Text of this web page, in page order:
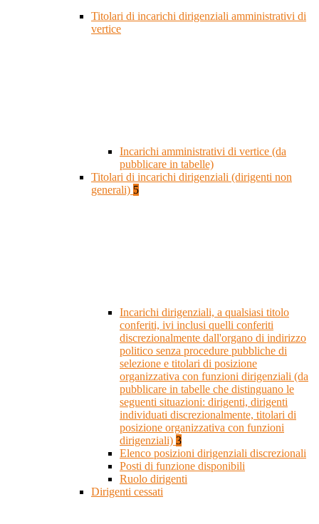
Titolari di incarichi dirigenziali amministrativi di
vertice
Incarichi amministrativi di vertice (da
pubblicare in tabelle)
Titolari di incarichi dirigenziali (dirigenti non
generali) 5
Incarichi dirigenziali, a qualsiasi titolo
conferiti, ivi inclusi quelli conferiti
discrezionalmente dall'organo di indirizzo
politico senza procedure pubbliche di
selezione e titolari di posizione
organizzativa con funzioni dirigenziali (da
pubblicare in tabelle che distinguano le
seguenti situazioni: dirigenti, dirigenti
individuati discrezionalmente, titolari di
posizione organizzativa con funzioni
dirigenziali) 3
Elenco posizioni dirigenziali discrezionali
Posti di funzione disponibili
Ruolo dirigenti
Dirigenti cessati